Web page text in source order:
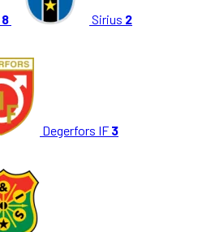
8 Sirius 2
Degerfors IF 3